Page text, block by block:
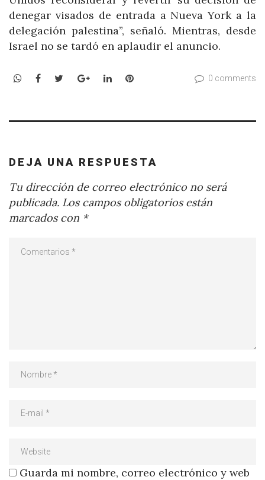
denegar visados de entrada a Nueva York a la
delegación palestina”, señaló. Mientras, desde
Israel no se tardó en aplaudir el anuncio.
WhatsApp
Facebook
TwitterGoogle+LinkedInPinterest 0 comments
DEJA UNA RESPUESTA
Tu dirección de correo electrónico no será
publicada. Los campos obligatorios están
marcados con *
Guarda mi nombre, correo electrónico y web